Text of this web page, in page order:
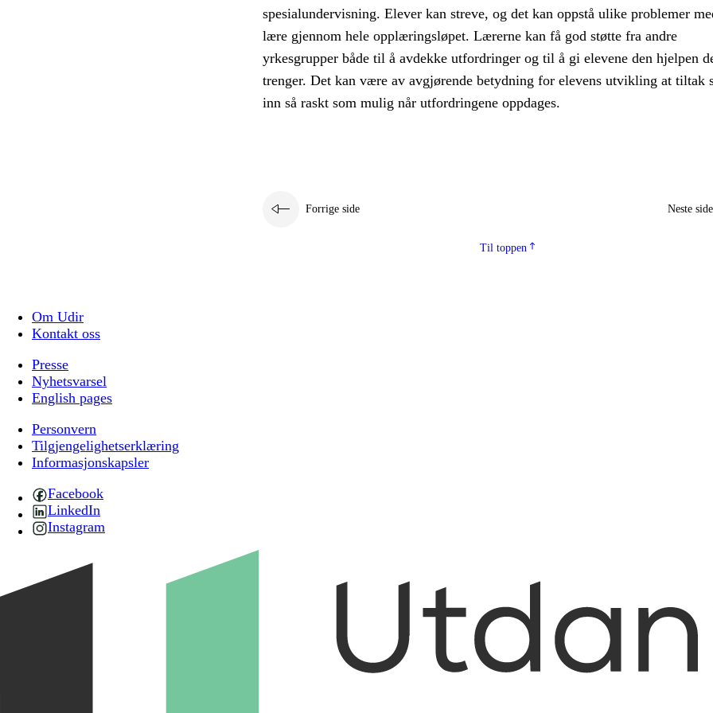
spesialundervisning. Elever kan streve, og det kan oppstå ulike problemer
lære gjennom hele opplæringsløpet. Lærerne kan få god støtte fra andre
yrkesgrupper både til å avdekke utfordringer og til å gi elevene den hjelpen
trenger. Det kan være av avgjørende betydning for elevens utvikling at tiltak
inn så raskt som mulig når utfordringene oppdages.
Forrige side Neste side
Til toppen
Om Udir
Kontakt oss
Presse
Nyhetsvarsel
English pages
Personvern
Tilgjengelighetserklæring
Informasjonskapsler
Facebook
LinkedIn
Instagram